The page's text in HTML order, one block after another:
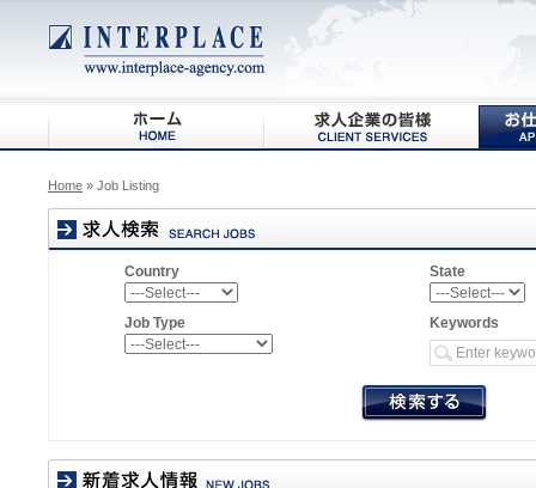
Home » Job Listing
Country State
Job Type Keywords